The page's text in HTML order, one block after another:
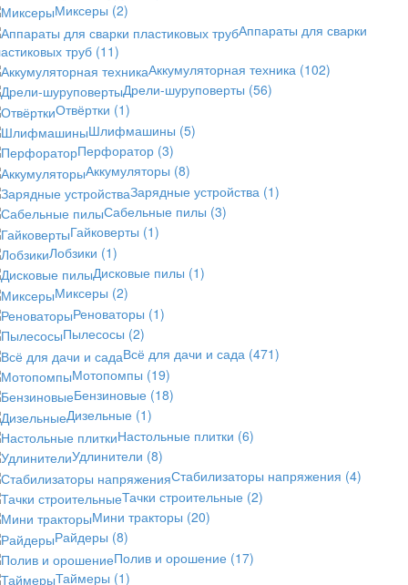
Миксеры (2)
Аппараты для сварки
труб (11)
Аккумуляторная техника (102)
Дрели-шуруповерты (56)
Отвёртки (1)
Шлифмашины (5)
Перфоратор (3)
Аккумуляторы (8)
Зарядные устройства (1)
Сабельные пилы (3)
Гайковерты (1)
Лобзики (1)
Дисковые пилы (1)
Миксеры (2)
Реноваторы (1)
Пылесосы (2)
Всё для дачи и сада (471)
Мотопомпы (19)
Бензиновые (18)
Дизельные (1)
Настольные плитки (6)
Удлинители (8)
Стабилизаторы напряжения (4)
Тачки строительные (2)
Мини тракторы (20)
Райдеры (8)
Полив и орошение (17)
Таймеры (1)